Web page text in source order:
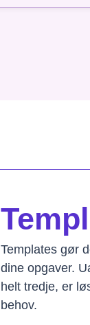
Templates gør
dine opgaver.
helt tredje, er
behov.